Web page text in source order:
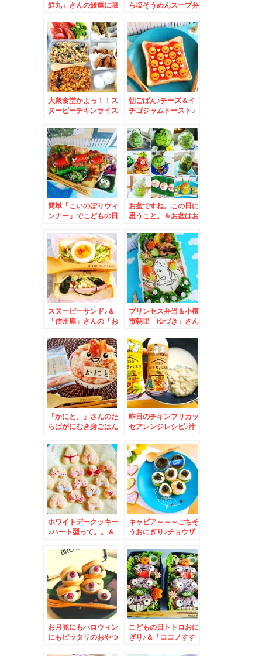
鮮丸」さんの鰻重に限
ふっくらタレ甘すぎず
ウマっ(*´艸`*)
ら塩そうめんスープ弁
司」でお寿司満喫♪
大衆食堂かよっ！！ス
ヌーピーチキンライス
＆小樽「大八蒲鉾都通
り店」さんの「いかつ
まみ」は食べだしたら
とまらない♪揚げ天も
パンカマも最高！！
朝ごぱん♪チーズ＆イ
チゴジャムトースト♪
えちゃう(*´艸`*)小樽
「なると屋」さんの
「ザンギ弁当」♪
簡単「こいのぼりウィ
ンナー」でこどもの日
「なると本店」さんの
「ザン玉丼」と「醤油
ラーメン」♪(*´艸`*)
やっぱり本店来たらザ
ン玉丼だよね
お盆ですね。この日に
思うこと。＆お盆はお
いフルーツアート♪
スヌーピーサンド♪＆
「信州庵」さんの「お
`*)JR札幌病院前の
「信州庵」さんが一番
好き♪
プリンセス弁当＆小樽
市朝里「ゆづき」さん
「チキンレッグ」美味
しいの!隣の「服部青
果店」さんお野菜お得
なの～(*´艸`*)
「かにと。」さんのた
らばがにむき身ごはん
昨日のチキンフリカッ
セアレンジレシピ♪汁
タ♪勝手に福岡コラボ
レシピ♪
ホワイトデークッキー
♪ハート型って。。＆
店」さんの「若鶏定
食」「ほっけフライ」
「とり皮ポン酢」(*
´艸`*)
キャビア～～～ごちそ
うおにぎり♪チョウザ
～(≧▽≦)
お月見にもハロウィン
にもピッタリのおやつ
こどもの日トトロおに
ぎり♪＆「ココノすす